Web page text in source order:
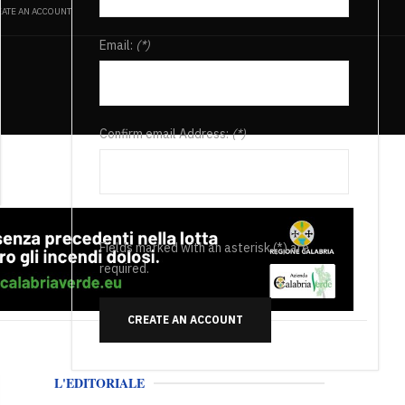
AN ACCOUNT
Email: (*)
Confirm email Address:(*)
Fields marked with an asterisk (*) are
required.
CREATE AN ACCOUNT
L'EDITORIALE